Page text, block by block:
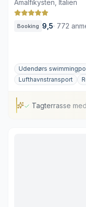
Amalfikysten, Italien
Booking 9,5· 772
Udendørs
Lufthavnstransport
Tagterrasse